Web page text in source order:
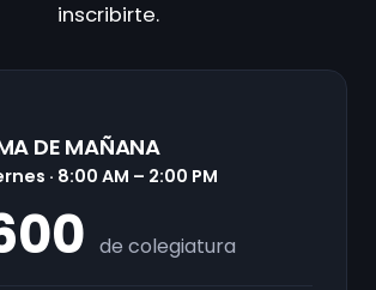
inscribirte.
DE MAÑANA
· 8:00 AM – 2:00 PM
de colegiatura